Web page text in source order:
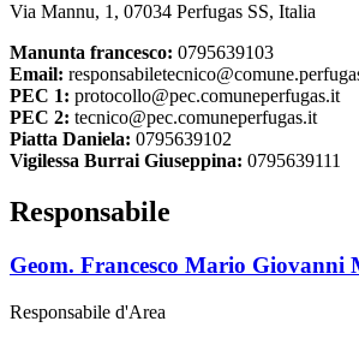
Via Mannu, 1, 07034 Perfugas SS, Italia
Manunta francesco: 0795639103
Email:
PEC 1: protocollo@pec.comuneperfugas.it
PEC 2: tecnico@pec.comuneperfugas.it
Piatta Daniela: 0795639102
Vigilessa Burrai Giuseppina: 0795639111
Responsabile
Geom. Francesco Mario Giovanni
Responsabile d'Area